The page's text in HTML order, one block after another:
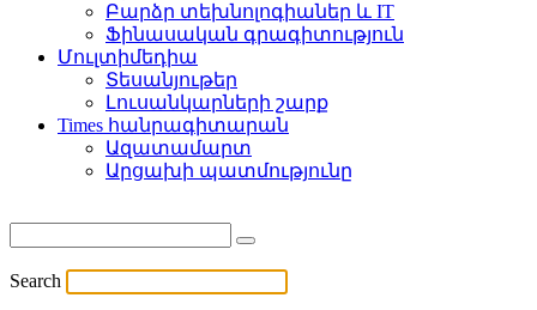
Բարձր տեխնոլոգիաներ և IT
Ֆինասական գրագիտություն
Մուլտիմեդիա
Տեսանյութեր
Լուսանկարների շարք
Times հանրագիտարան
Ազատամարտ
Արցախի պատմությունը
Search